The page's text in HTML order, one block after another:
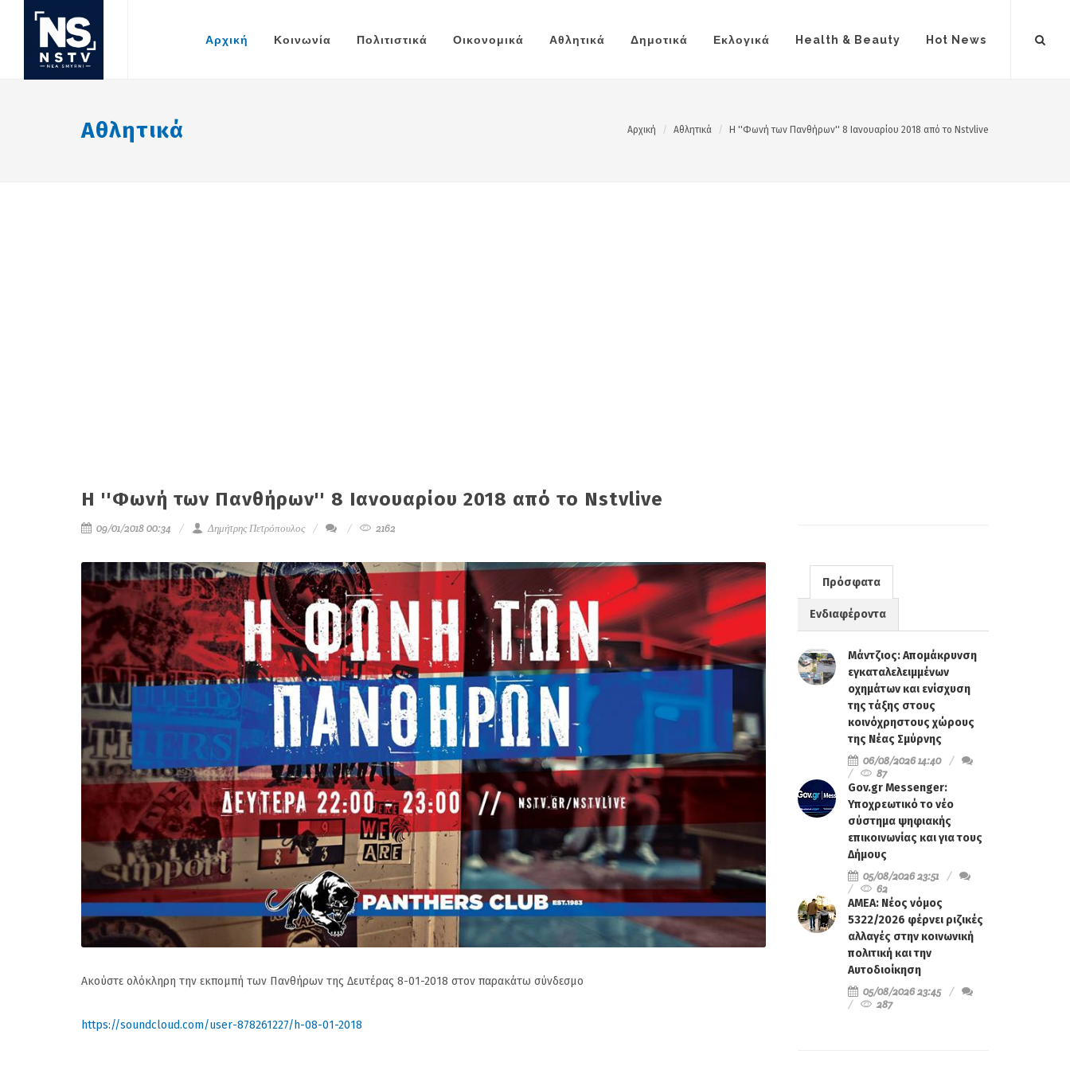
Αρχική Κοινωνία Πολιτιστικά Οικονομικά Αθλητικά Δημοτικά Εκλογικά Health & Beauty Hot News
Αθλητικά Αρχική Αθλητικά H ''Φωνή των Πανθήρων'' 8 Ιανουαρίου 2018 από το Nstvlive
H ''Φωνή των Πανθήρων'' 8 Ιανουαρίου 2018 από το Nstvlive
09/01/2018 00:34 Δημήτρης Πετρόπουλος 2162
Aκούστε ολόκληρη την εκπομπή των Πανθήρων της Δευτέρας 8-01-2018 στον παρακάτω σύνδεσμο
https://soundcloud.com/user-878261227/h-08-01-2018
Πρόσφατα
Ενδιαφέροντα
Μάντζιος: Απομάκρυνση
εγκαταλελειμμένων
οχημάτων και ενίσχυση
της τάξης στους
κοινόχρηστους χώρους
της Νέας Σμύρνης
06/08/2026 14:40
87
Gov.gr Messenger:
Υποχρεωτικό το νέο
σύστημα ψηφιακής
επικοινωνίας και για τους
Δήμους
05/08/2026 23:51
62
ΑΜΕΑ: Νέος νόμος
5322/2026 φέρνει ριζικές
αλλαγές στην κοινωνική
πολιτική και την
Αυτοδιοίκηση
05/08/2026 23:45
287